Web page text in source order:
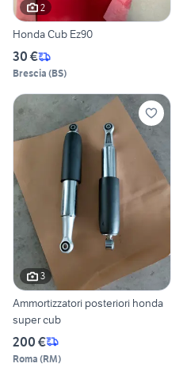
2
Honda Cub Ez90
30 €
Brescia (BS)
3
Ammortizzatori posteriori honda
super cub
200 €
Roma (RM)